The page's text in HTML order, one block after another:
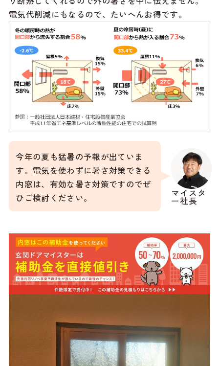
電気代削減にもなるので、たいへんお得です。
マイスタ
ー社長
今年の夏も猛暑の予報が出ていま
す。電気を使わずに暑さ対策できる
内窓は、有効な暑さ対策ですのでぜ
ひご検討ください。